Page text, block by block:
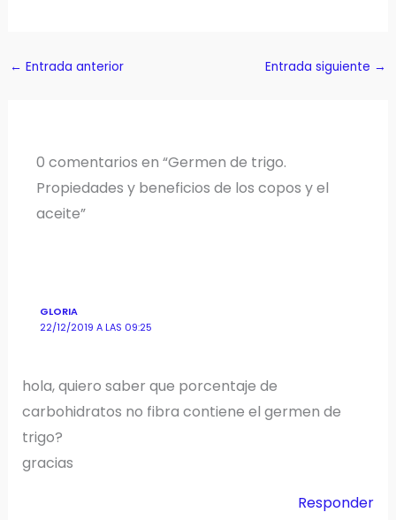
← Entrada anterior Entrada siguiente →
0 comentarios en “Germen de trigo.
Propiedades y beneficios de los copos y el
aceite”
GLORIA
22/12/2019 A LAS 09:25
hola, quiero saber que porcentaje de
carbohidratos no fibra contiene el germen de
trigo?
gracias
Responder